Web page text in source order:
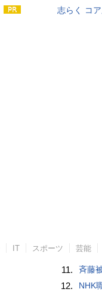
志らく コ
IT スポーツ 芸能
11. 斉藤
12. NHK